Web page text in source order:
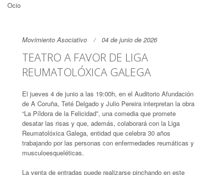
Ocio
Movimiento Asociativo 04 de junio de 2026
TEATRO A FAVOR DE LIGA
REUMATOLÓXICA GALEGA
El jueves 4 de junio a las 19:00h, en el Auditorio Afundación
de A Coruña, Teté Delgado y Julio Pereira interpretan la obra
“La Píldora de la Felicidad”, una comedia que promete
desatar las risas y que, además, colaborará con la Liga
Reumatolóxica Galega, entidad que celebra 30 años
trabajando por las personas con enfermedades reumáticas y
musculoesqueléticas.
La venta de entradas puede realizarse pinchando en este